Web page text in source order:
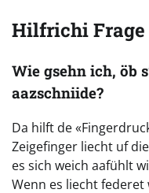
Hilfrichi Frage
Wie gsehn ich, öb
aazschniide?
Da hilft de
Zeigefinger liecht uf
es sich weich aafühlt
Wenn es liecht federet